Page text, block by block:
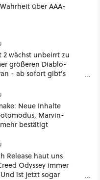
über AAA-
2 wächst unbeirrt zu
größeren Diablo-
- ab sofort gibt's
Neue Inhalte
Marvin-
bestätigt
Release haut uns
Odyssey immer
ist jetzt sogar